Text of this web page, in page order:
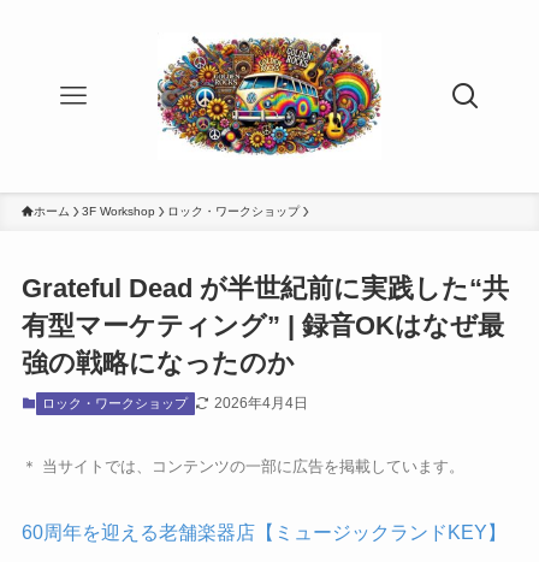
ホーム 3F Workshop ロック・ワークショップ
Grateful Dead が半世紀前に実践した“共
有型マーケティング” | 録音OKはなぜ最
強の戦略になったのか
ロック・ワークショップ 2026年4月4日
＊ 当サイトでは、コンテンツの一部に広告を掲載しています。
60周年を迎える老舗楽器店【ミュージックランドKEY】